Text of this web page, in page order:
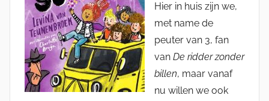
Hier in huis zijn we,
met name de
peuter van 3, fan
van De ridder zonder
billen, maar vanaf
nu willen we ook